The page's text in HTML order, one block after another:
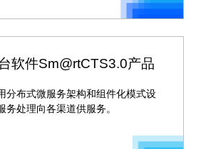
软件Sm@rtCTS3.0产品
分布式微服务架构和组件化模式设
务处理向各渠道供服务。